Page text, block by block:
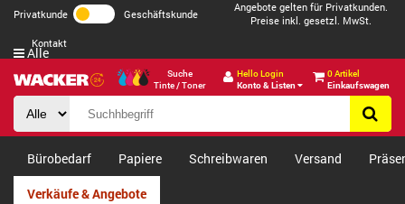
Privatkunde Geschäftskunde
Angebote gelten für Privatkunden.
Preise inkl. gesetzl. MwSt.
Kontakt
Suche
Tinte / Toner
Hello Login
Konto & Listen
0 Artikel
Einkaufswagen
Alle
Bürobedarf Papiere Schreibwaren Versand
Verkäufe & Angebote